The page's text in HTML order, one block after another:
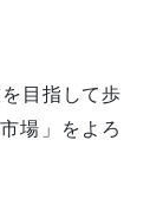
目指して歩
場」をよろ